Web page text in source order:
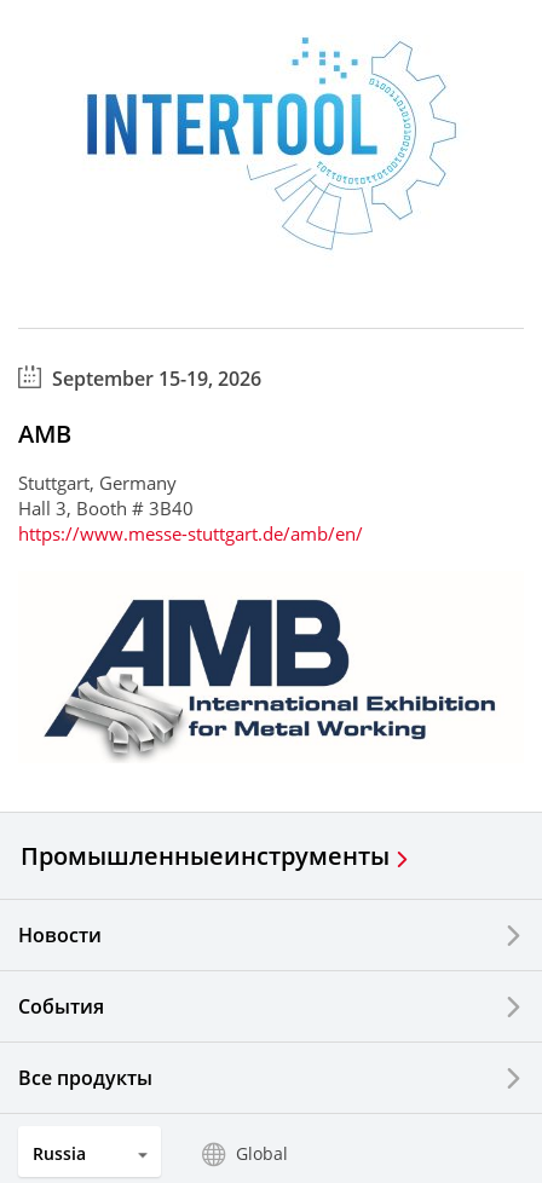
September 15-19, 2026
AMB
Stuttgart, Germany
Hall 3, Booth # 3B40
https://www.messe-stuttgart.de/amb/en/
Промышленныеинструменты
Новости
События
Все продукты
Russia Global